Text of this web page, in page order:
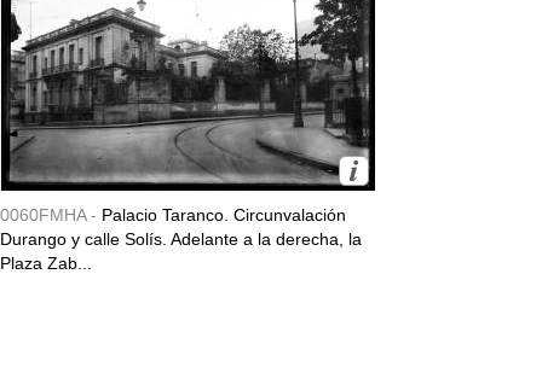
0060FMHA - Palacio Taranco. Circunvalación
Durango y calle Solís. Adelante a la derecha, la
Plaza Zab...